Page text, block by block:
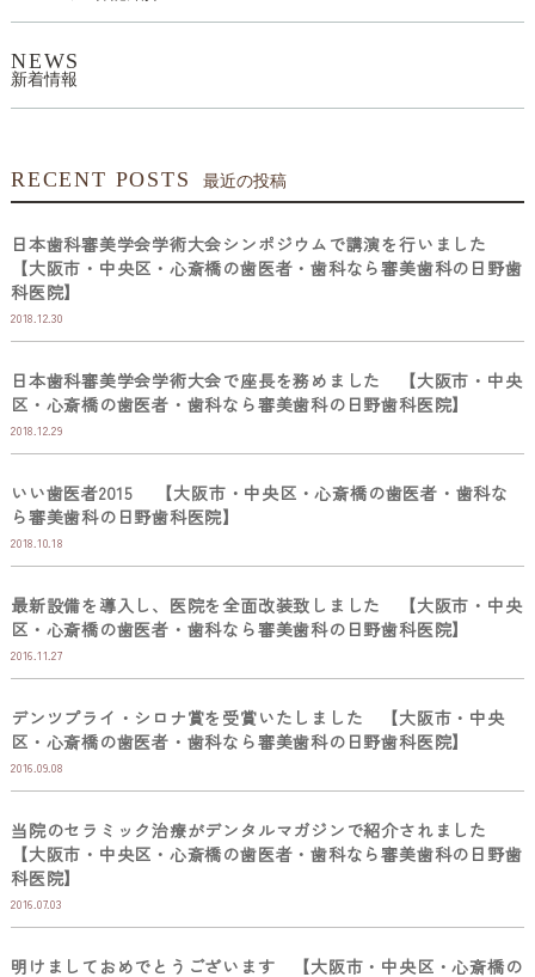
NEWS
新着情報
RECENT POSTS 最近の投稿
日本歯科審美学会学術大会シンポジウムで講演を行いました
【大阪市・中央区・心斎橋の歯医者・歯科なら審美歯科の日野歯
科医院】
2018.12.30
日本歯科審美学会学術大会で座長を務めました 【大阪市・中央
区・心斎橋の歯医者・歯科なら審美歯科の日野歯科医院】
2018.12.29
いい歯医者2015 【大阪市・中央区・心斎橋の歯医者・歯科な
ら審美歯科の日野歯科医院】
2018.10.18
最新設備を導入し、医院を全面改装致しました 【大阪市・中央
区・心斎橋の歯医者・歯科なら審美歯科の日野歯科医院】
2016.11.27
デンツプライ・シロナ賞を受賞いたしました 【大阪市・中央
区・心斎橋の歯医者・歯科なら審美歯科の日野歯科医院】
2016.09.08
当院のセラミック治療がデンタルマガジンで紹介されました
【大阪市・中央区・心斎橋の歯医者・歯科なら審美歯科の日野歯
科医院】
2016.07.03
明けましておめでとうございます 【大阪市・中央区・心斎橋の